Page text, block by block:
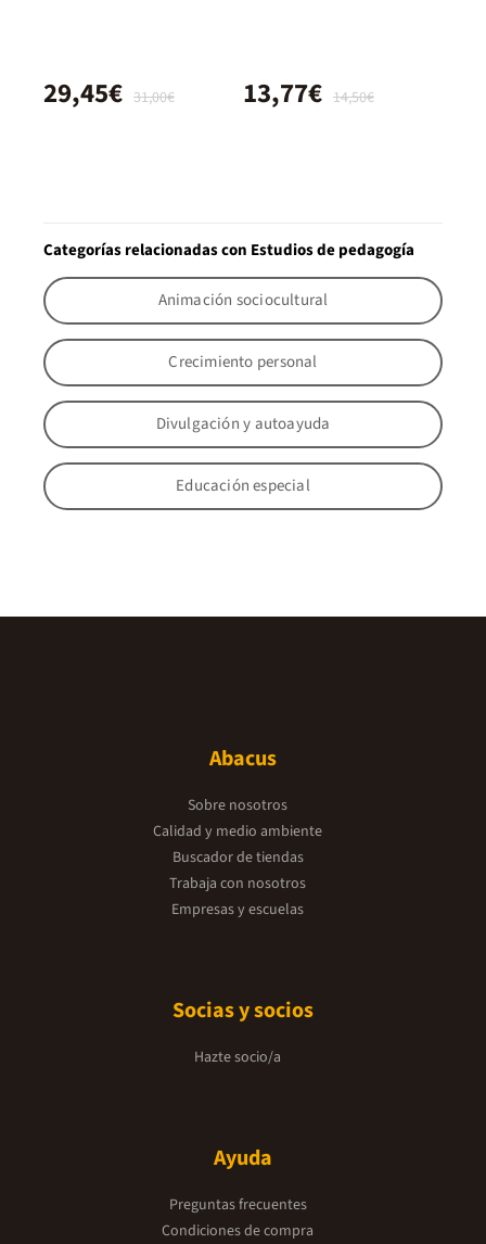
31,00€
29,45€ 14,50€
13,77€
Categorías relacionadas con Estudios de pedagogía
Animación sociocultural
Crecimiento personal
Divulgación y autoayuda
Educación especial
Abacus
Sobre nosotros
Calidad y medio ambiente
Buscador de tiendas
Trabaja con nosotros
Empresas y escuelas
Socias y socios
Hazte socio/a
Ayuda
Preguntas frecuentes
Condiciones de compra